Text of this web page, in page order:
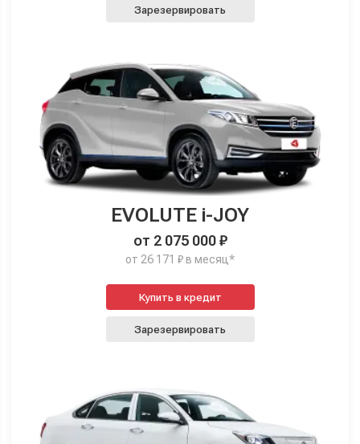
Зарезервировать
EVOLUTE i-JOY
от 2 075 000 ₽
от 26 171 ₽ в месяц*
Купить в кредит
Зарезервировать